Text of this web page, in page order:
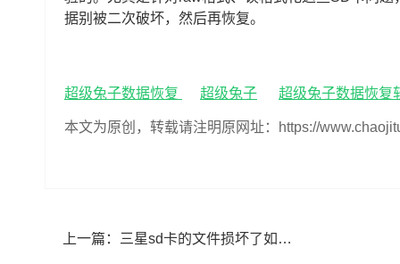
据别被二次破坏，然后再恢复。
超级兔子数据恢复 超级兔子 超级兔子数据恢复
本文为原创，转载请注明原网址：https://
上一篇： 三星sd卡的文件损坏了如何恢复(三星sd卡的文件损坏了怎么恢复)